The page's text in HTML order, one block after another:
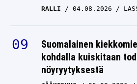
RALLI 04.08.2026
Suomalainen
kohdalla kuiskitaan
nöyryytyksestä